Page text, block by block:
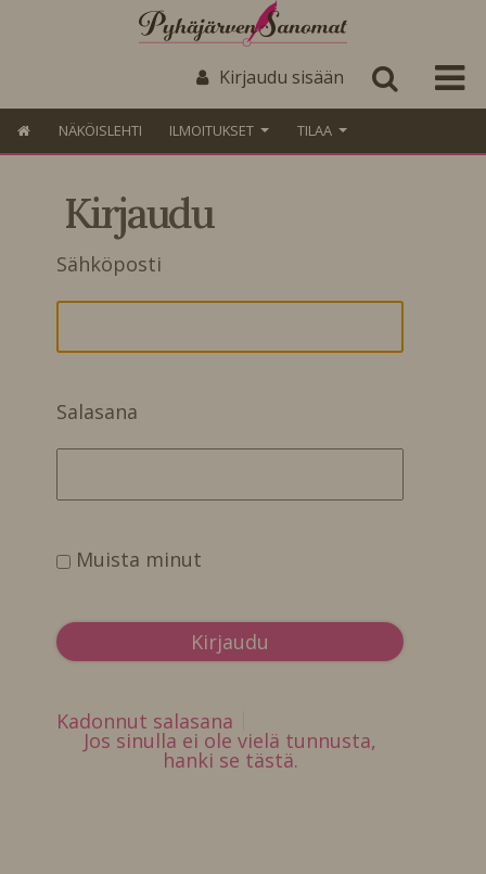
Kirjaudu sisään
NÄKÖISLEHTI ILMOITUKSET TILAA
Kirjaudu
Sähköposti
Salasana
Muista minut
Kadonnut salasana
Jos sinulla ei ole vielä tunnusta,
hanki se tästä.